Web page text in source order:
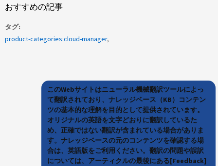
おすすめの記事
タグ
product-categories:cloud-manager
このWebサイトはニューラル機械翻訳ツールによっ
て翻訳されており、ナレッジベース（KB）コンテン
ツの基本的な理解を目的として提供されています。
オリジナルの英語を文字どおりに翻訳しているた
め、正確ではない翻訳が含まれている場合がありま
す。ナレッジベースの元のコンテンツを確認する場
合は、英語版をご利用ください。翻訳の問題や誤訳
については、アーティクルの最後にある[Feedback]